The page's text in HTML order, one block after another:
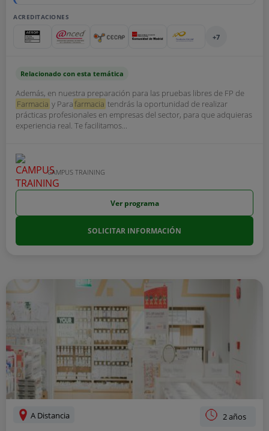
ACREDITACIONES
+7
Relacionado con esta temática
Además, en nuestra preparación para las pruebas libres de FP de
Farmacia y Parafarmacia tendrás la oportunidad de realizar
prácticas profesionales en empresas del sector, para que adquieras
experiencia real. Te facilitamos...
CAMPUS TRAINING
Ver programa
SOLICITAR INFORMACIÓN
A Distancia 2 años